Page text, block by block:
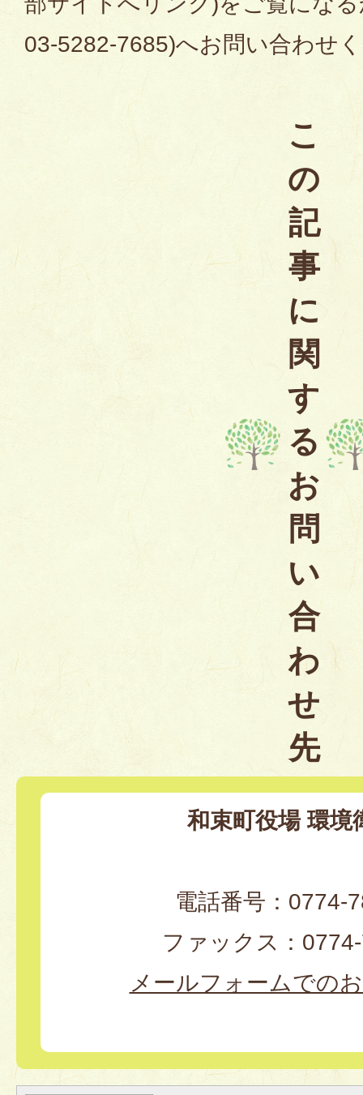
03-5282-7685)へお問い合わせ
こ
の
記
事
に
関
す
る
お
問
い
合
わ
せ
先
和束町役場 環境
電話番号：0774-
ファックス：
メールフォームでの